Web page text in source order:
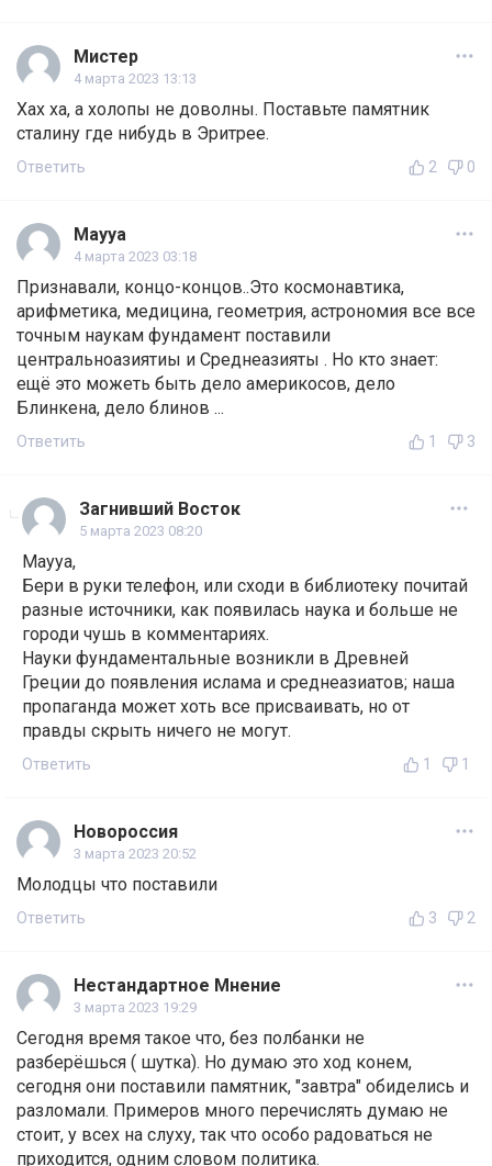
Мистер
4 марта 2023 13:13
Хах ха, а холопы не доволны. Поставьте памятник
сталину где нибудь в Эритрее.
Ответить 2 0
Mayya
4 марта 2023 03:18
Признавали, концо-концов..Это космонавтика,
арифметика, медицина, геометрия, астрономия все все
точным наукам фундамент поставили
центральноазиятиы и Среднеазияты . Но кто знает:
ещё это можеть быть дело америкосов, дело
Блинкена, дело блинов ...
Ответить 1 3
Загнивший Восток
5 марта 2023 08:20
Mayya,
Бери в руки телефон, или сходи в библиотеку почитай
разные источники, как появилась наука и больше не
городи чушь в комментариях.
Науки фундаментальные возникли в Древней
Греции до появления ислама и среднеазиатов; наша
пропаганда может хоть все присваивать, но от
правды скрыть ничего не могут.
Ответить 1 1
Новороссия
3 марта 2023 20:52
Молодцы что поставили
Ответить 3 2
Нестандартное Мнение
3 марта 2023 19:29
Сегодня время такое что, без полбанки не
разберёшься ( шутка). Но думаю это ход конем,
сегодня они поставили памятник, "завтра" обиделись и
разломали. Примеров много перечислять думаю не
стоит, у всех на слуху, так что особо радоваться не
приходится, одним словом политика.